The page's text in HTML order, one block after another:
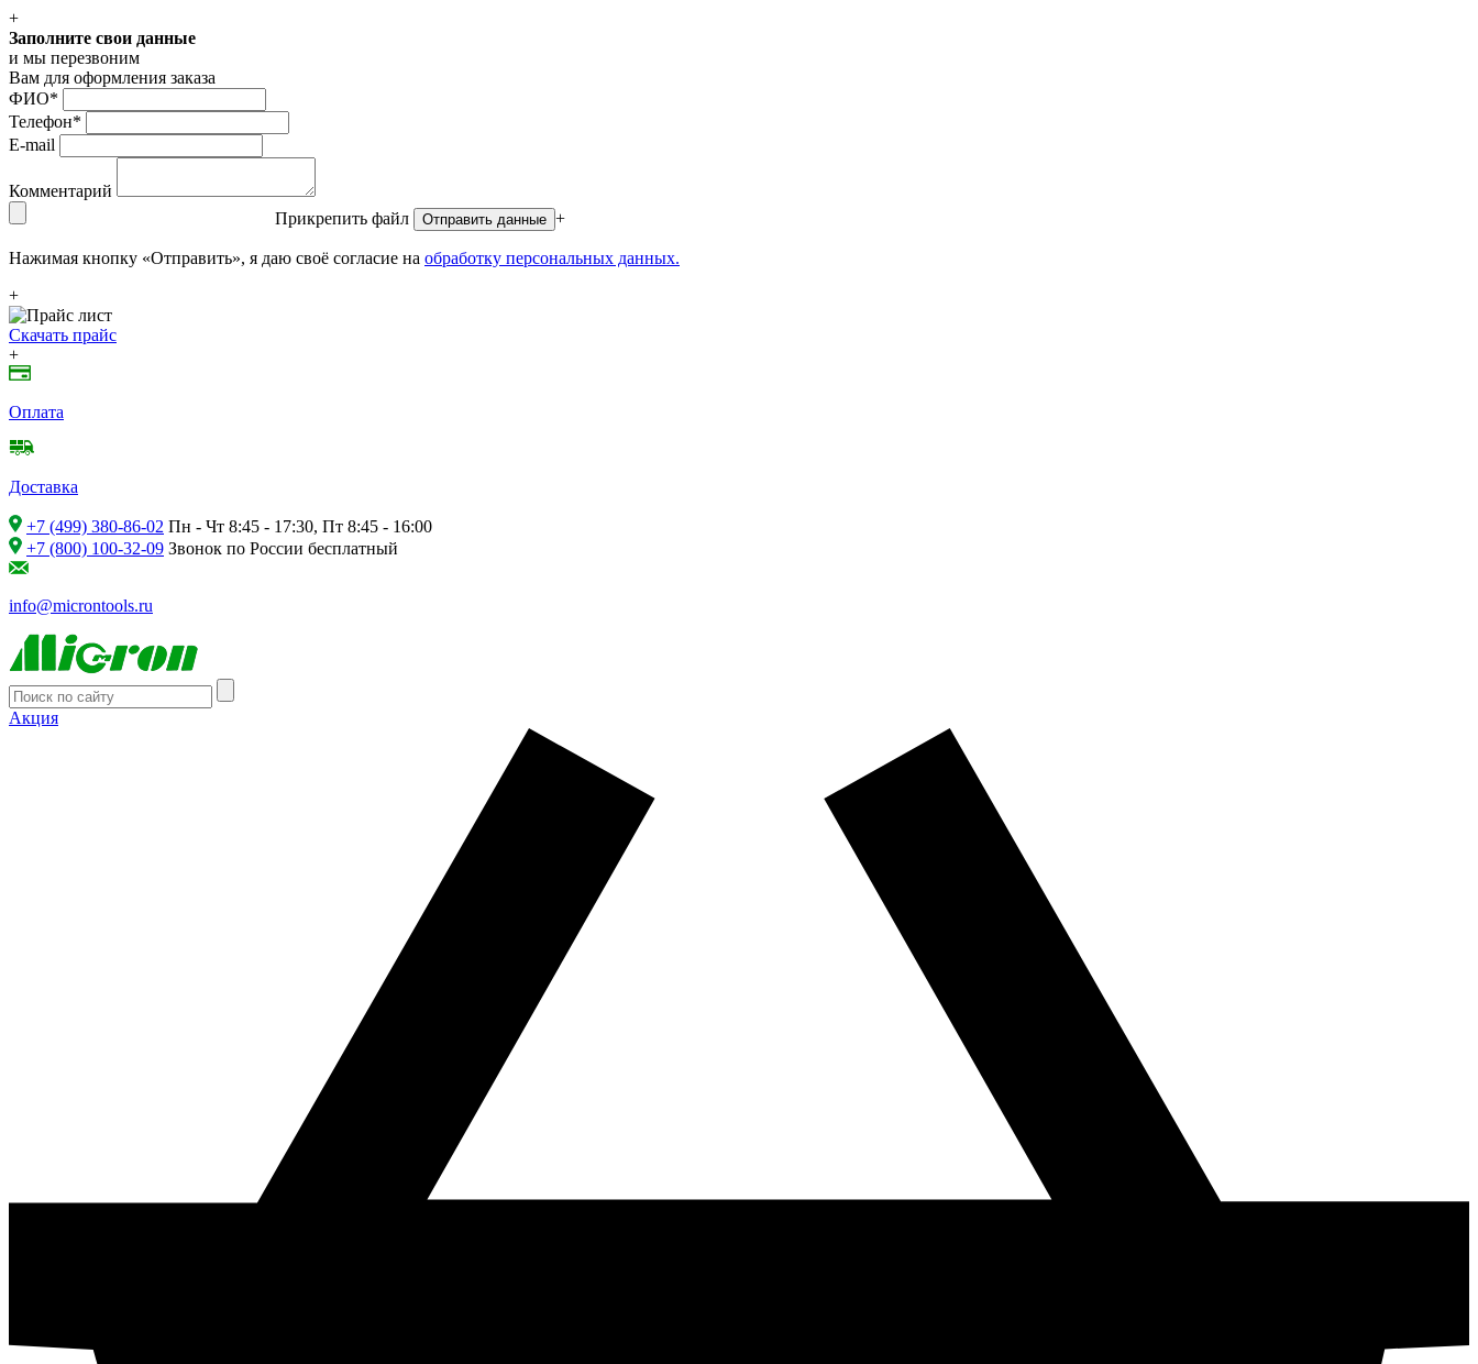
+
Заполните свои данные
и мы перезвоним
Вам для оформления заказа
ФИО*
Телефон*
E-mail
Комментарий
Прикрепить файл
Отправить данные +
Нажимая кнопку «Отправить», я даю своё согласие на обработку персональных данных.
+
Скачать прайс
+
Оплата
Доставка
+7 (499) 380-86-02 Пн - Чт 8:45 - 17:30, Пт 8:45 - 16:00
+7 (800) 100-32-09 Звонок по России бесплатный
info@microntools.ru
Акция